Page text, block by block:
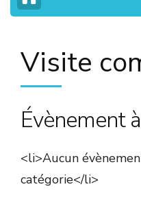
Visite
Évènement
<li>Aucun
catégorie</li>